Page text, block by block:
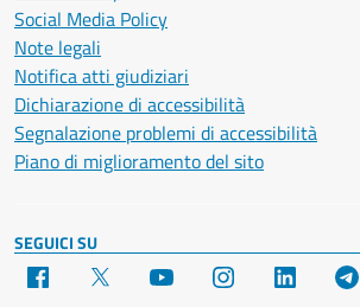
Social Media Policy
Note legali
Notifica atti giudiziari
Dichiarazione di accessibilità
Segnalazione problemi di accessibilità
Piano di miglioramento del sito
SEGUICI SU
Facebook YouTube Instagram LinkedIn